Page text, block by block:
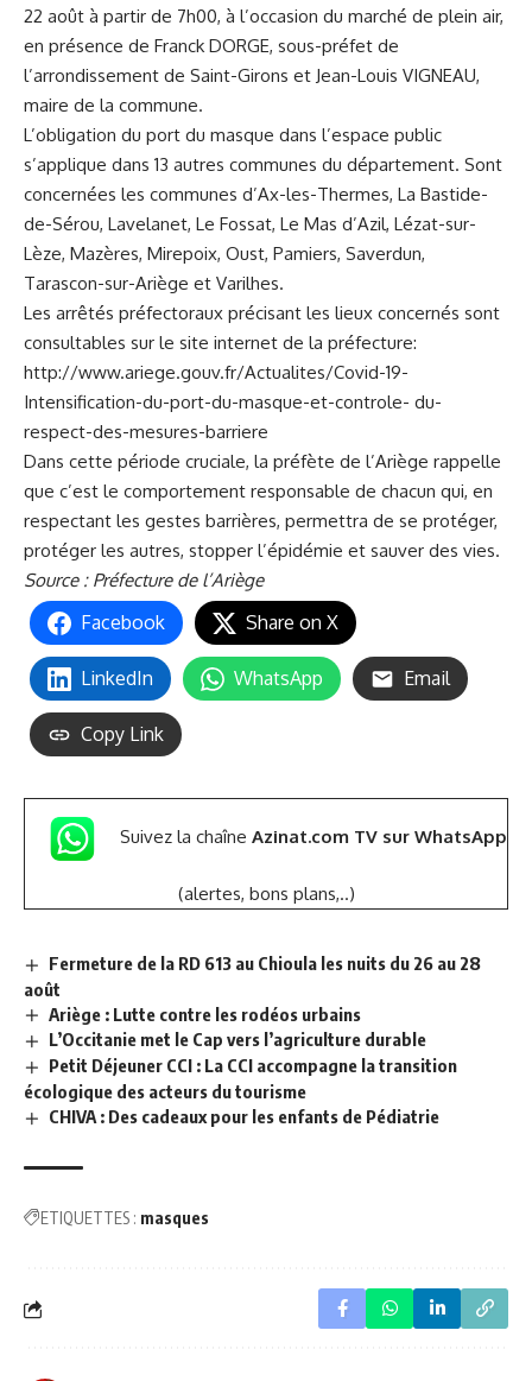
22 août à partir de 7h00, à l’occasion du marché de plein air,
en présence de Franck DORGE, sous-préfet de
l’arrondissement de Saint-Girons et Jean-Louis VIGNEAU,
maire de la commune.
L’obligation du port du masque dans l’espace public
s’applique dans 13 autres communes du département. Sont
concernées les communes d’Ax-les-Thermes, La Bastide-
de-Sérou, Lavelanet, Le Fossat, Le Mas d’Azil, Lézat-sur-
Lèze, Mazères, Mirepoix, Oust, Pamiers, Saverdun,
Tarascon-sur-Ariège et Varilhes.
Les arrêtés préfectoraux précisant les lieux concernés sont
consultables sur le site internet de la préfecture:
http://www.ariege.gouv.fr/Actualites/Covid-19-
Intensification-du-port-du-masque-et-controle- du-
respect-des-mesures-barriere
Dans cette période cruciale, la préfète de l’Ariège rappelle
que c’est le comportement responsable de chacun qui, en
respectant les gestes barrières, permettra de se protéger,
protéger les autres, stopper l’épidémie et sauver des vies.
Source : Préfecture de l’Ariège
Facebook Share on X
LinkedIn WhatsApp Email
Copy Link
Suivez la chaîne Azinat.com TV sur WhatsApp
(alertes, bons plans,..)
Fermeture de la RD 613 au Chioula les nuits du 26 au 28
août
Ariège : Lutte contre les rodéos urbains
L’Occitanie met le Cap vers l’agriculture durable
Petit Déjeuner CCI : La CCI accompagne la transition
écologique des acteurs du tourisme
CHIVA : Des cadeaux pour les enfants de Pédiatrie
ETIQUETTES : masques